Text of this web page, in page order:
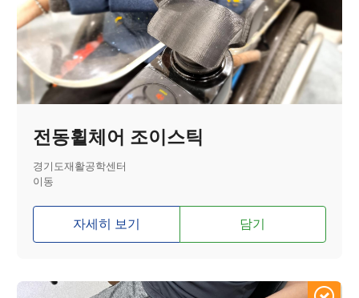
전동휠체어 조이스틱
경기도재활공학센터
이동
자세히 보기 담기